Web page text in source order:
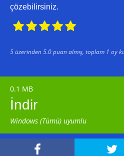
çözebilirsiniz.

5üzerinden5.0puan almış, toplam 1 oy
0.1 MB
İndir
Windows (Tümü) uyumlu
 